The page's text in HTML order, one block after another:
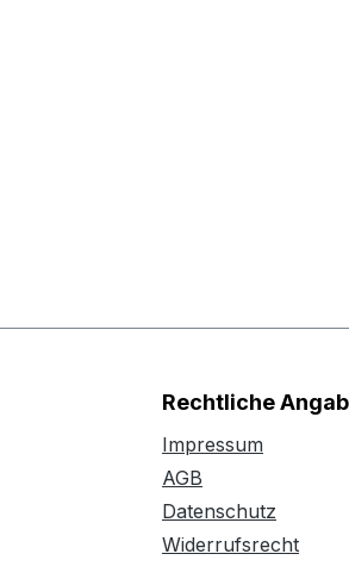
Rechtliche
Impressum
AGB
Datenschutz
Widerrufsrecht